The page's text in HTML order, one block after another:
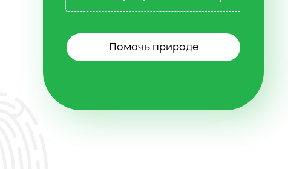
Помочь природе